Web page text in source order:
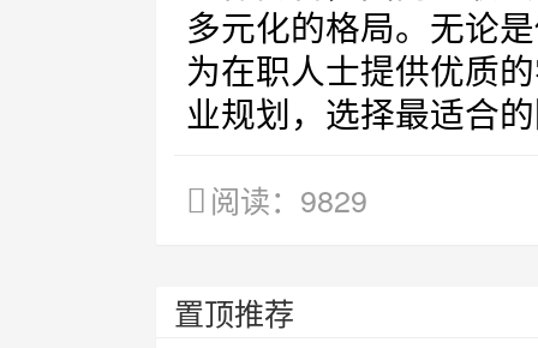
多元化的格局。无论
为在职人士提供优质
业规划，选择最适合
阅读：9829
置顶推荐